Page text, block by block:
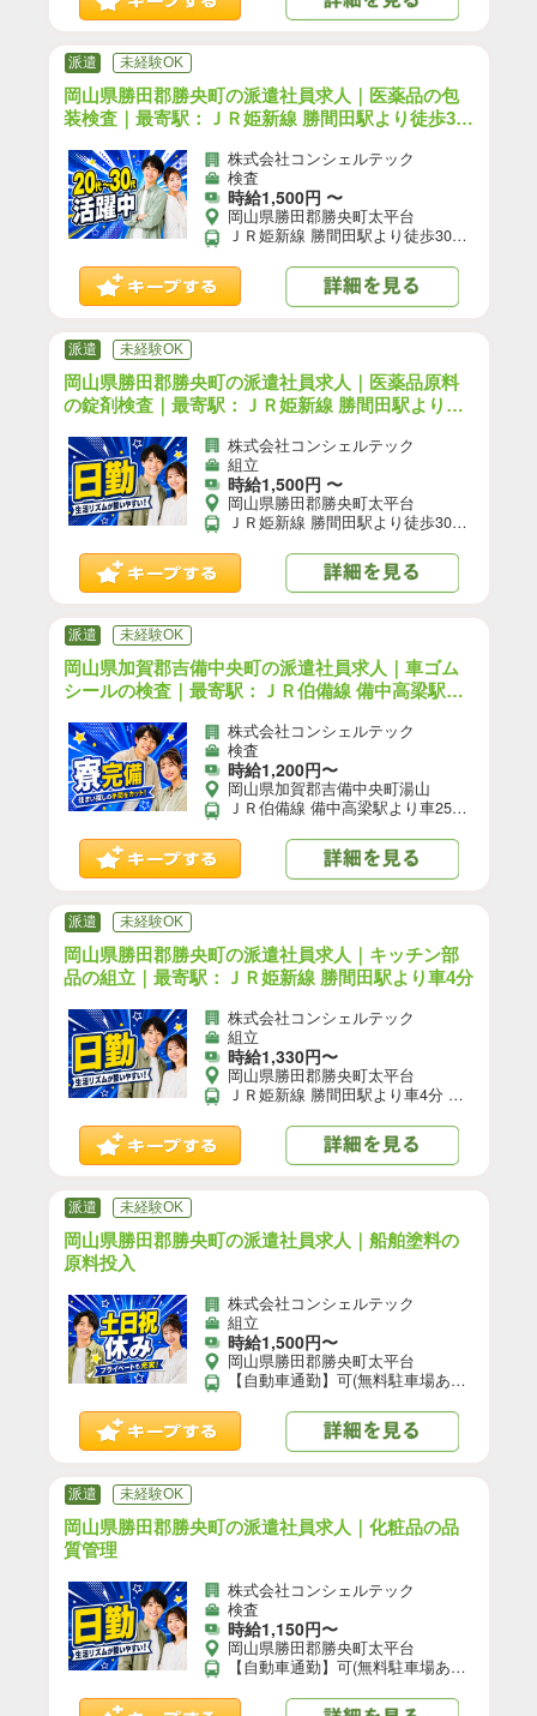
派遣 未経験OK
岡山県勝田郡勝央町の派遣社員求人｜医薬品の包
装検査｜最寄駅：ＪＲ姫新線 勝間田駅より徒歩30
株式会社コンシェルテック
検査
時給1,500円 〜
岡山県勝田郡勝央町太平台
ＪＲ姫新線 勝間田駅より徒歩30分 【自動車通勤】可(無料駐車場あり)／【自転車通勤】可／※就業先により異なる可能性あり。応募時お問い合わせください。
派遣 未経験OK
岡山県勝田郡勝央町の派遣社員求人｜医薬品原料
の錠剤検査｜最寄駅：ＪＲ姫新線 勝間田駅より徒
株式会社コンシェルテック
組立
時給1,500円 〜
岡山県勝田郡勝央町太平台
ＪＲ姫新線 勝間田駅より徒歩30分 【自動車通勤】可(無料駐車場あり)／【自転車通勤】可／※就業先により異なる可能性あり。応募時お問い合わせください。
派遣 未経験OK
岡山県加賀郡吉備中央町の派遣社員求人｜車ゴム
シールの検査｜最寄駅：ＪＲ伯備線 備中高梁駅よ
株式会社コンシェルテック
検査
時給1,200円〜
岡山県加賀郡吉備中央町湯山
ＪＲ伯備線 備中高梁駅より車25分 【自動車通勤】可(無料駐車場あり)／【自転車通勤】可／※就業先により異なる可能性あり。応募時お問い合わせください。
派遣 未経験OK
岡山県勝田郡勝央町の派遣社員求人｜キッチン部
品の組立｜最寄駅：ＪＲ姫新線 勝間田駅より車4分
株式会社コンシェルテック
組立
時給1,330円〜
岡山県勝田郡勝央町太平台
ＪＲ姫新線 勝間田駅より車4分 【自動車通勤】可(無料駐車場あり)／【自転車通勤】可／※就業先により異なる可能性あり。応募時お問い合わせください。
派遣 未経験OK
岡山県勝田郡勝央町の派遣社員求人｜船舶塗料の
原料投入
株式会社コンシェルテック
組立
時給1,500円〜
岡山県勝田郡勝央町太平台
【自動車通勤】可(無料駐車場あり)／【自転車通勤】可／※就業先により異なる可能性あり。応募時お問い合わせください。
派遣 未経験OK
岡山県勝田郡勝央町の派遣社員求人｜化粧品の品
質管理
株式会社コンシェルテック
検査
時給1,150円〜
岡山県勝田郡勝央町太平台
【自動車通勤】可(無料駐車場あり)／【自転車通勤】可／※就業先により異なる可能性あり。応募時お問い合わせください。